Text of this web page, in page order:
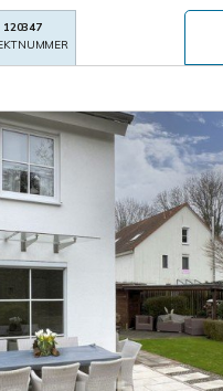
120347